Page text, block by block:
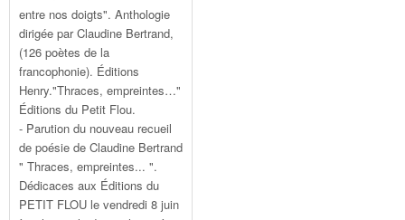
entre nos doigts". Anthologie
dirigée par Claudine Bertrand,
(126 poètes de la
francophonie). Éditions
Henry."Thraces, empreintes…"
Éditions du Petit Flou.
- Parution du nouveau recueil
de poésie de Claudine Bertrand
" Thraces, empreintes... ".
Dédicaces aux Éditions du
PETIT FLOU le vendredi 8 juin